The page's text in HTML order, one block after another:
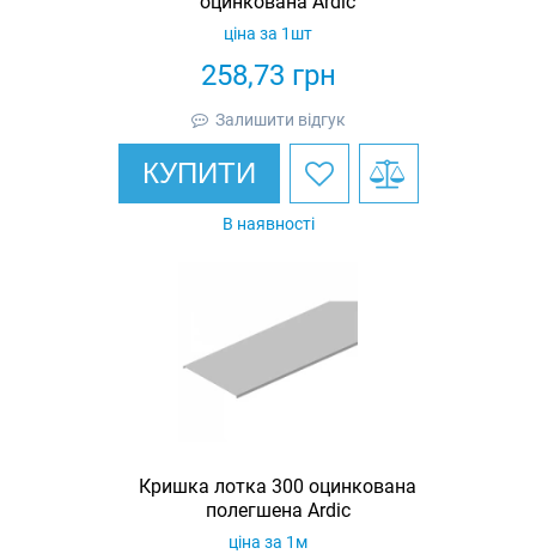
258,73 грн
ціна за 1шт
Залишити відгук
КУПИТИ
В наявності
Кришка лотка 300 оцинкована
полегшена Ardic
ціна за 1м